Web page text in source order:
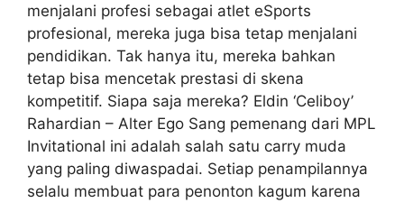
menjalani profesi sebagai atlet eSports
profesional, mereka juga bisa tetap menjalani
pendidikan. Tak hanya itu, mereka bahkan
tetap bisa mencetak prestasi di skena
kompetitif. Siapa saja mereka? Eldin ‘Celiboy’
Rahardian – Alter Ego Sang pemenang dari MPL
Invitational ini adalah salah satu carry muda
yang paling diwaspadai. Setiap penampilannya
selalu membuat para penonton kagum karena